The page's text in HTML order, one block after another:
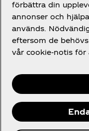
Juridik
förbättra din
annonser och
används.
eftersom de
vår cookie-notis för